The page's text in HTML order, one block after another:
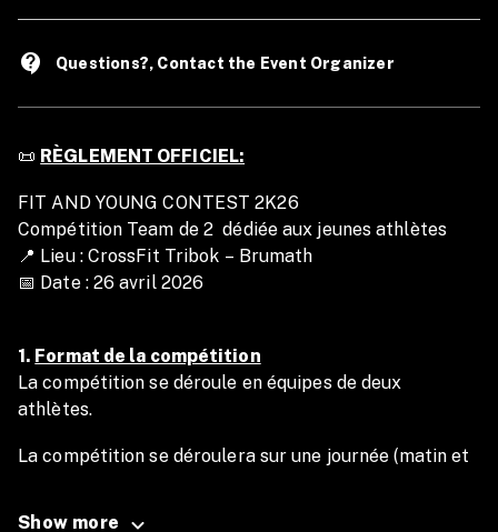
📜 RÈGLEMENT OFFICIEL:
FIT AND YOUNG CONTEST 2K26
Compétition Team de 2 dédiée aux jeunes athlètes
📍 Lieu : CrossFit Tribok – Brumath
📅 Date : 26 avril 2026
1. Format de la compétition
La compétition se déroule en équipes de deux
athlètes.
La compétition se déroulera sur une journée (matin et
Show more
contact_support Questions?, Contact the Event Organizer